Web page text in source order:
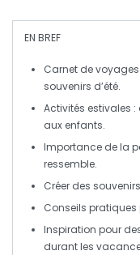
EN BREF
Carnet de voyages
souvenirs d’été.
Activités estivales :
aux enfants.
Importance de la
ressemble.
Créer des souvenirs
Conseils pratiques
Inspiration pour
durant les